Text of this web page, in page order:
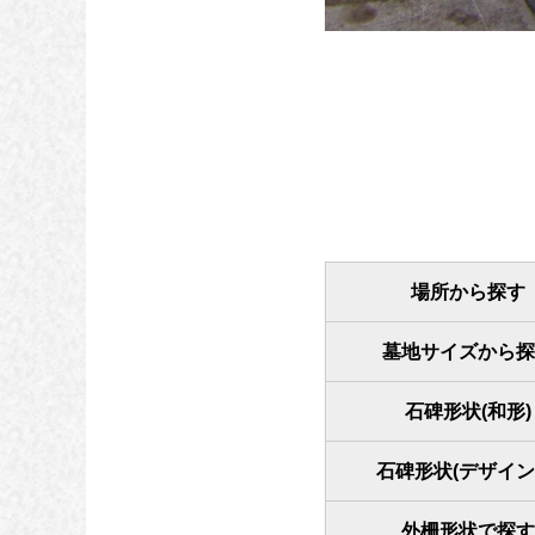
場所から探す
墓地サイズから
石碑形状(和形)
石碑形状(デザイ
外柵形状で探す